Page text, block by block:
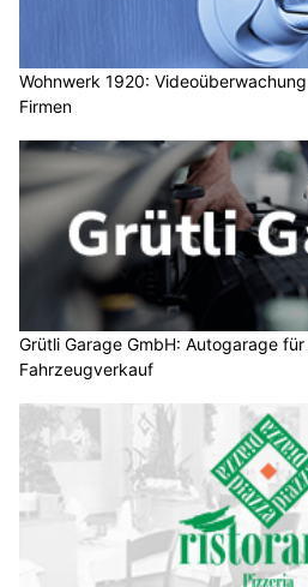
Wohnwerk 1920:
Firmen
Grütli Garage GmbH: Autogarage
Fahrzeugverkauf